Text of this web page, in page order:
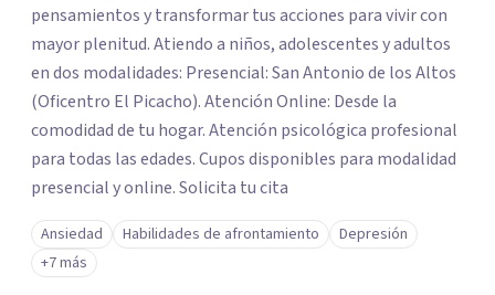
pensamientos y transformar tus acciones para vivir con
mayor plenitud. Atiendo a niños, adolescentes y adultos
en dos modalidades: Presencial: San Antonio de los Altos
(Oficentro El Picacho). Atención Online: Desde la
comodidad de tu hogar. Atención psicológica profesional
para todas las edades. Cupos disponibles para modalidad
presencial y online. Solicita tu cita
Ansiedad Habilidades de afrontamiento
Depresión
+7 más